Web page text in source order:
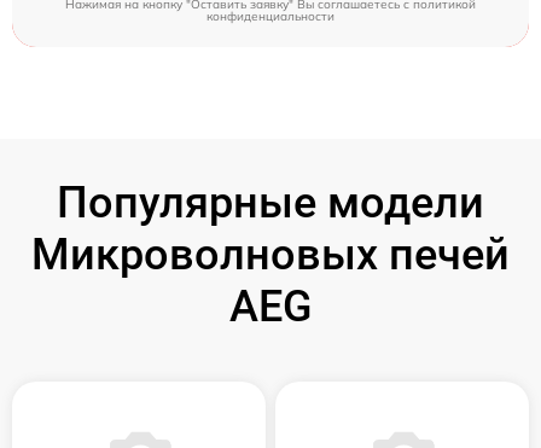
Нажимая на кнопку "Оставить заявку" Вы соглашаетесь c политикой
конфиденциальности
Популярные модели
Микроволновых печей
AEG